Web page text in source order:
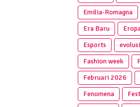
Emilia-Romagna
Era Baru
Esports
evolusi
Fashion week
Februari 2026
Fenomena